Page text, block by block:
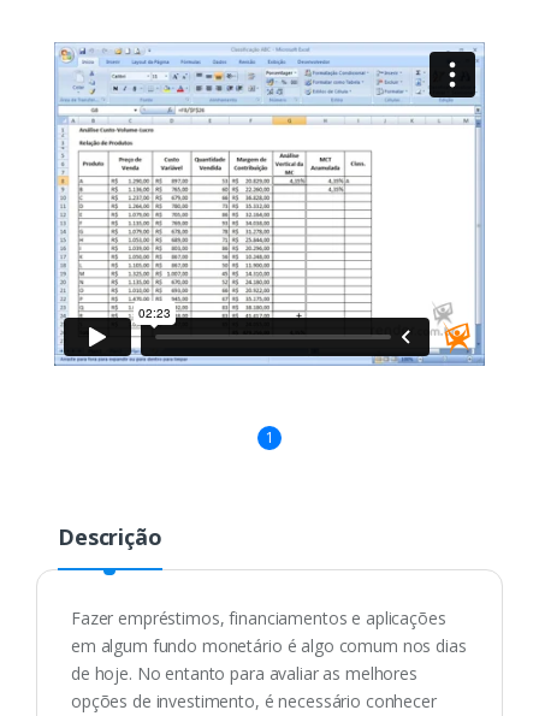
1
Descrição
Fazer empréstimos, financiamentos e aplicações
em algum fundo monetário é algo comum nos dias
de hoje. No entanto para avaliar as melhores
opções de investimento, é necessário conhecer